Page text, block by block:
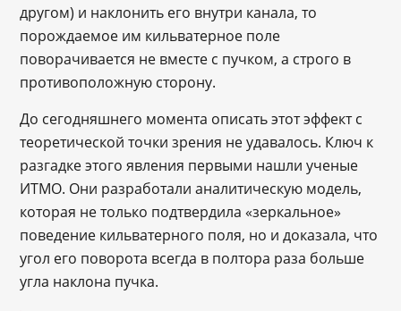
другом) и наклонить его внутри канала, то
порождаемое им кильватерное поле
поворачивается не вместе с пучком, а строго в
противоположную сторону.
До сегодняшнего момента описать этот эффект с
теоретической точки зрения не удавалось. Ключ к
разгадке этого явления первыми нашли ученые
ИТМО. Они разработали аналитическую модель,
которая не только подтвердила «зеркальное»
поведение кильватерного поля, но и доказала, что
угол его поворота всегда в полтора раза больше
угла наклона пучка.